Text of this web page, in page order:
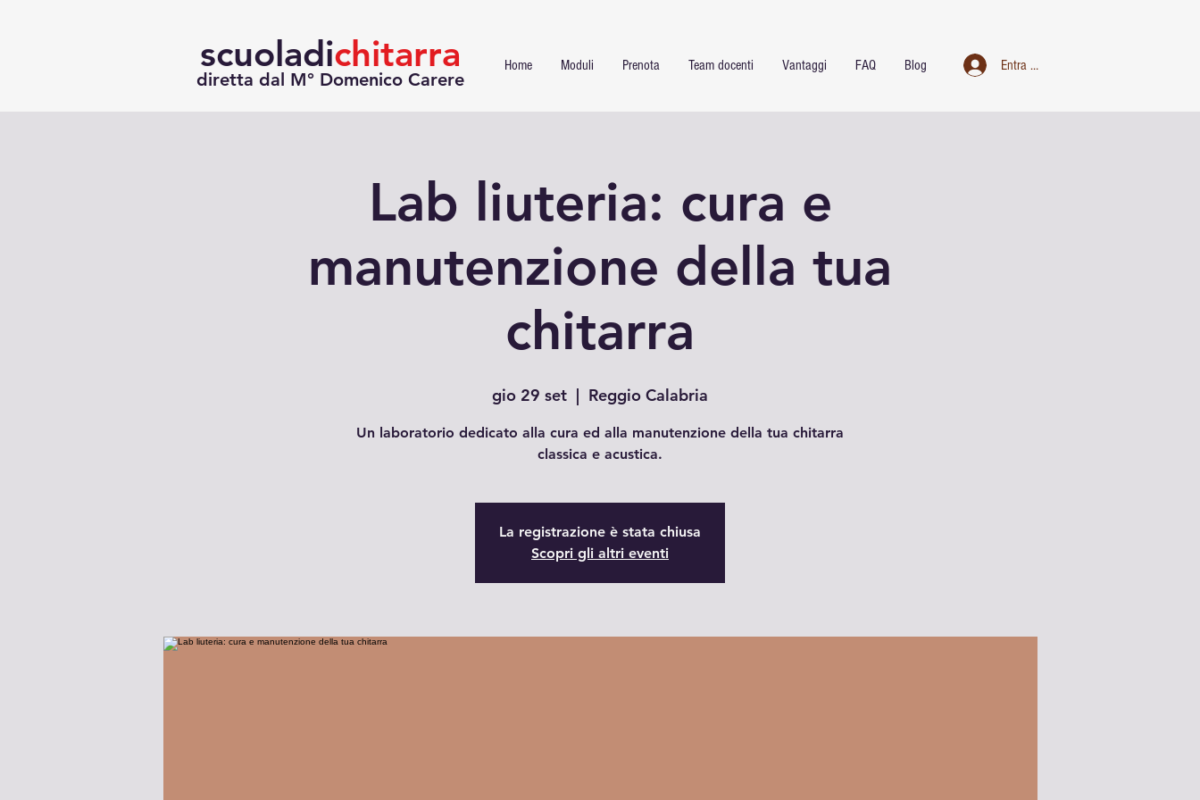
scuoladichitarra
diretta dal M° Domenico Carere
Home Moduli Prenota Team docenti Vantaggi FAQ Blog Entra nel club
Lab liuteria: cura e
manutenzione della tua
chitarra
gio 29 set
  |
Reggio Calabria
Un laboratorio dedicato alla cura ed alla manutenzione della tua chitarra
classica e acustica.
La registrazione è stata chiusa
Scopri gli altri eventi